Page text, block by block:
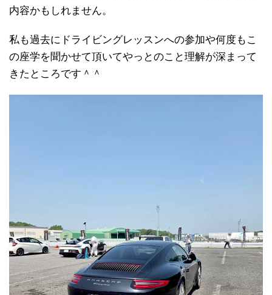
内容かもしれません。
私も過去にドライビングレッスンへの参加や何度もこ
の座学を聞かせて頂いてやっとのこと理解が深まって
きたところです＾＾